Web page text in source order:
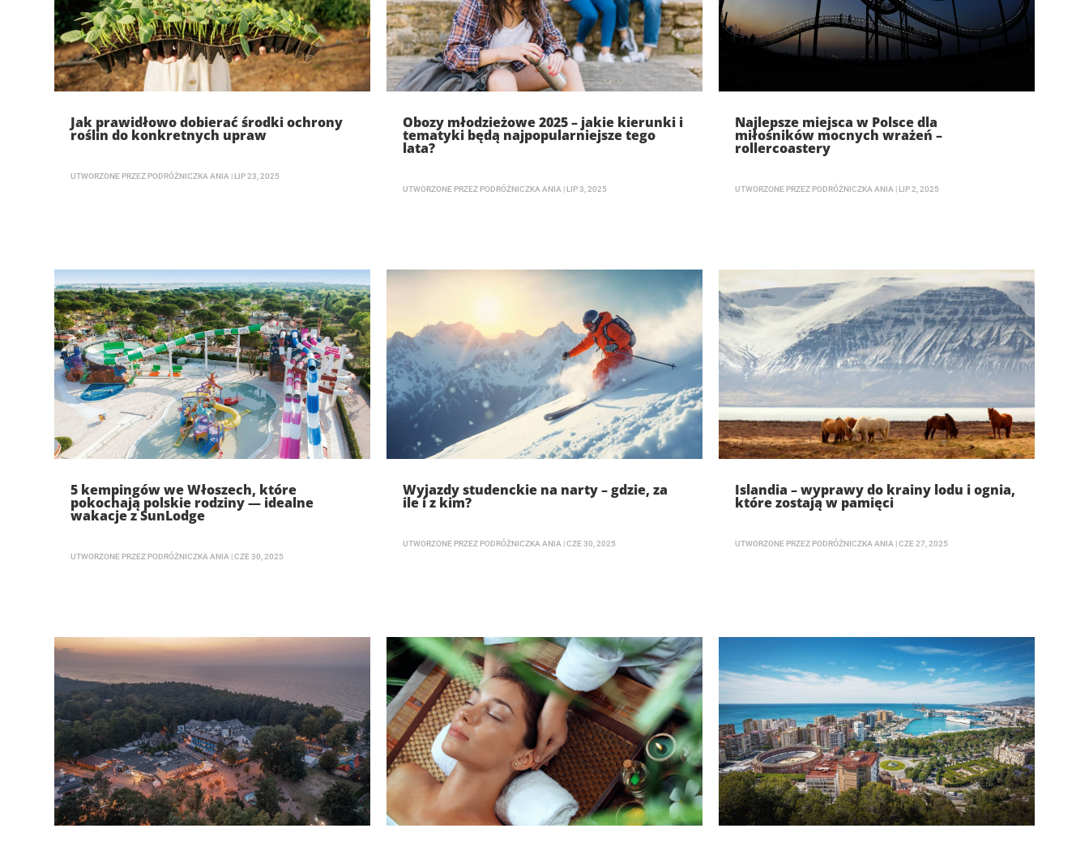
Jak prawidłowo dobierać środki ochrony
roślin do konkretnych upraw
UTWORZONE PRZEZ PODRÓŻNICZKA ANIA | LIP 23, 2025
Obozy młodzieżowe 2025 – jakie kierunki i
tematyki będą najpopularniejsze tego
lata?
UTWORZONE PRZEZ PODRÓŻNICZKA ANIA | LIP 3, 2025
Najlepsze miejsca w Polsce dla
miłośników mocnych wrażeń –
rollercoastery
UTWORZONE PRZEZ PODRÓŻNICZKA ANIA | LIP 2, 2025
5 kempingów we Włoszech, które
pokochają polskie rodziny — idealne
wakacje z SunLodge
UTWORZONE PRZEZ PODRÓŻNICZKA ANIA |CZE 30, 2025
Wyjazdy studenckie na narty – gdzie, za
ile i z kim?
UTWORZONE PRZEZ PODRÓŻNICZKA ANIA |CZE 30, 2025
Islandia – wyprawy do krainy lodu i ognia,
które zostają w pamięci
UTWORZONE PRZEZ PODRÓŻNICZKA ANIA |CZE 27, 2025